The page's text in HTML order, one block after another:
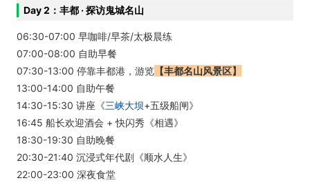
Day 2：丰都 · 探访鬼城名山
06:30-07:00 早咖啡/早茶/太极晨练
07:00-08:00 自助早餐
07:30-13:00 停靠丰都港，游览 【丰都名山风景区】
13:00-14:00 自助午餐
14:30-15:30 讲座《三峡大坝+五级船闸》
16:45 船长欢迎酒会 + 快闪秀《相遇》
18:30-19:30 自助晚餐
20:30-21:40 沉浸式年代剧《顺水人生》
22:00-23:00 深夜食堂